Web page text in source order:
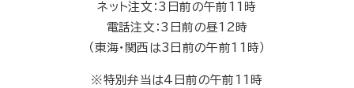
ネット注文：3日前の午前11時
電話注文：3日前の昼12時
（東海・関西は3日前の午前11時）
※特別弁当は4日前の午前11時